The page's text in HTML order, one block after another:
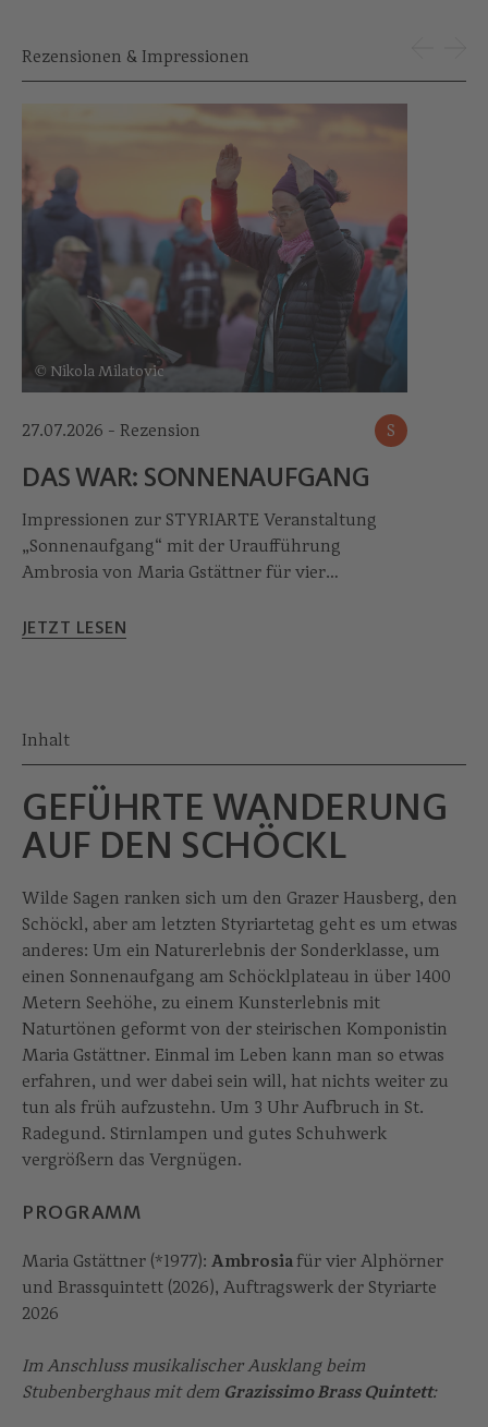
Rezensionen & Impressionen
© Nikola Milatovic
27.07.2026 - Rezension S
DAS WAR: SONNENAUF­GANG
Impressionen zur STYRIARTE Veranstaltung
„Sonnenaufgang“ mit der Uraufführung
Ambrosia von Maria Gstättner für vier
JETZT LESEN
Inhalt
GEFÜHRTE WANDERUNG
AUF DEN SCHÖCKL
Wilde Sagen ranken sich um den Grazer Hausberg, den
Schöckl, aber am letzten Styriartetag geht es um etwas
anderes: Um ein Naturerlebnis der Sonderklasse, um
einen Sonnenaufgang am Schöcklplateau in über 1400
Metern Seehöhe, zu einem Kunsterlebnis mit
Naturtönen geformt von der steirischen Komponistin
Maria Gstättner. Einmal im Leben kann man so etwas
erfahren, und wer dabei sein will, hat nichts weiter zu
tun als früh aufzustehn. Um 3 Uhr Aufbruch in St.
Radegund. Stirnlampen und gutes Schuhwerk
vergrößern das Vergnügen.
PROGRAMM
Maria Gstättner (*1977): Ambrosiafür vier Alphörner
und Brassquintett (2026), Auftragswerk der Styriarte
2026
Im Anschluss musikalischer Ausklang beim
Stubenberghaus mit dem Grazissimo Brass Quintett: